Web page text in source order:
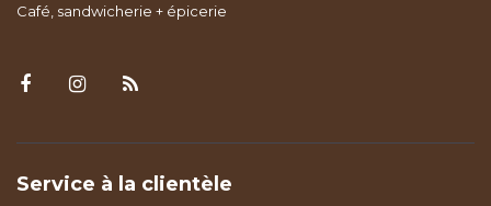
Café, sandwicherie + épicerie
Service à la clientèle